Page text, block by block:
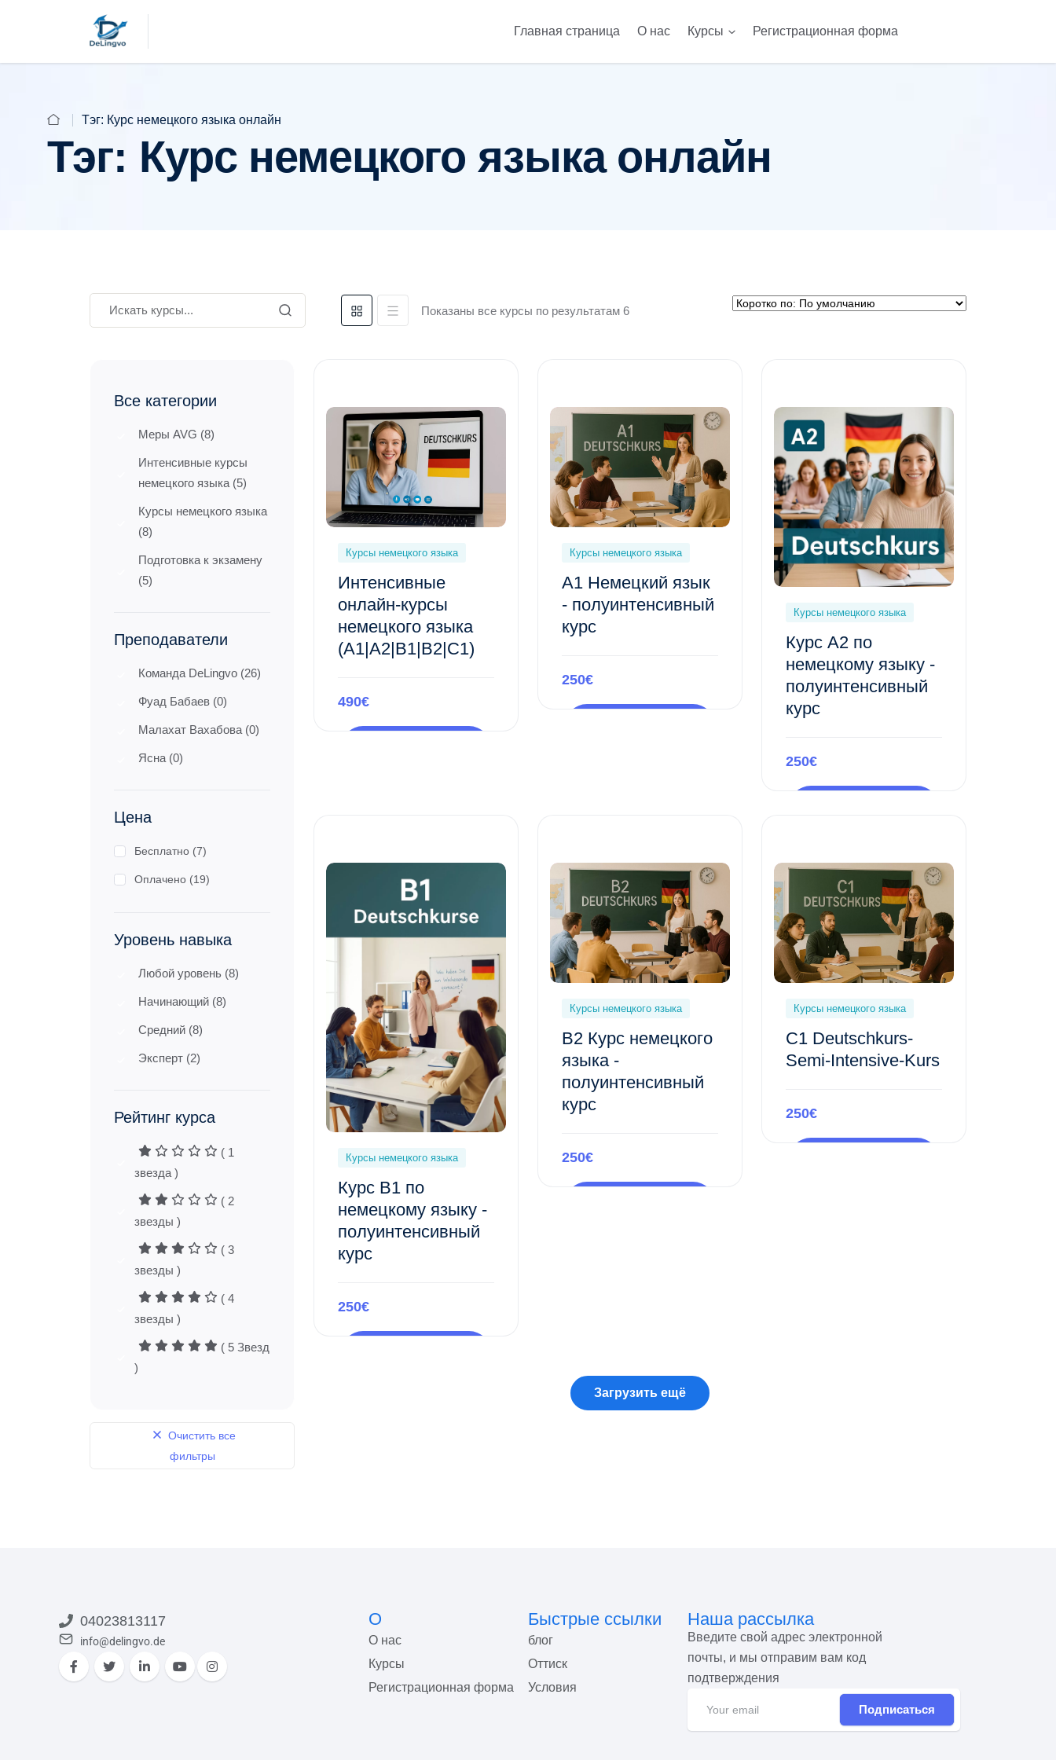
Главная страница О нас Курсы Регистрационная форма
Тэг: Курс немецкого языка онлайн
Тэг: Курс немецкого языка онлайн
Показаны все курсы по результатам 6
Все категории
Меры AVG (8)
Интенсивные курсы
немецкого языка (5)
Курсы немецкого языка
(8)
Подготовка к экзамену
(5)
Преподаватели
Команда DeLingvo (26)
Фуад Бабаев (0)
Малахат Вахабова (0)
Ясна (0)
Цена
Бесплатно (7)
Оплачено (19)
Уровень навыка
Любой уровень (8)
Начинающий (8)
Средний (8)
Эксперт (2)
Рейтинг курса
( 1
звезда )
( 2
звезды )
( 3
звезды )
( 4
звезды )
( 5 Звезд
)
Очистить все
фильтры
Курсы немецкого языка
Интенсивные
онлайн-курсы
немецкого языка
(A1|A2|B1|B2|C1)
490€
Курсы немецкого языка
A1 Немецкий язык
- полуинтенсивный
курс
250€
Курсы немецкого языка
Курс A2 по
немецкому языку -
полуинтенсивный
курс
250€
Курсы немецкого языка
Курс B1 по
немецкому языку -
полуинтенсивный
курс
250€
Курсы немецкого языка
B2 Курс немецкого
языка -
полуинтенсивный
курс
250€
Курсы немецкого языка
C1 Deutschkurs-
Semi-Intensive-Kurs
250€
04023813117
info@delingvo.de
О
О нас
Курсы
Регистрационная форма
Быстрые ссылки
блог
Оттиск
Условия
Наша рассылка
Введите свой адрес электронной
почты, и мы отправим вам код
подтверждения
Подписаться